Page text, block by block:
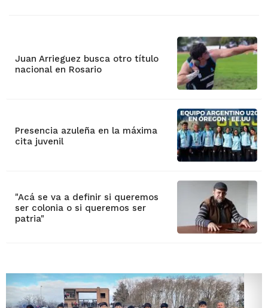
Juan Arrieguez busca otro título
nacional en Rosario
Presencia azuleña en la máxima
cita juvenil
"Acá se va a definir si queremos
ser colonia o si queremos ser
patria"